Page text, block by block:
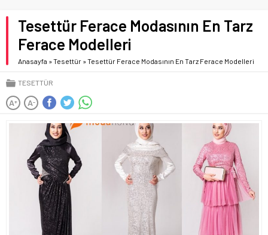
Tesettür Ferace Modasının En Tarz
Ferace Modelleri
Anasayfa »Tesettür »Tesettür Ferace Modasının En Tarz Ferace Modelleri
TESETTÜR
A+ A-